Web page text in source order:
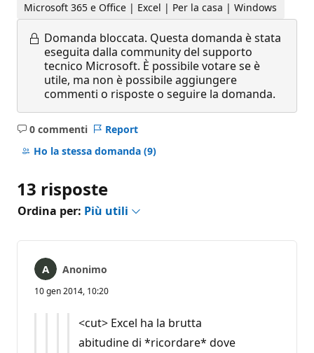
Microsoft 365 e Office | Excel | Per la casa | Windows
Domanda bloccata. Questa domanda è stata
eseguita dalla community del supporto
tecnico Microsoft. È possibile votare se è
utile, ma non è possibile aggiungere
commenti o risposte o seguire la domanda.
0 commenti
Nessun
commento
Report
Ho la stessa domanda (9)
13 risposte
Ordina per: Più utili
Anonimo
10 gen 2014, 10:20
<cut> Excel ha la brutta
abitudine di *ricordare* dove